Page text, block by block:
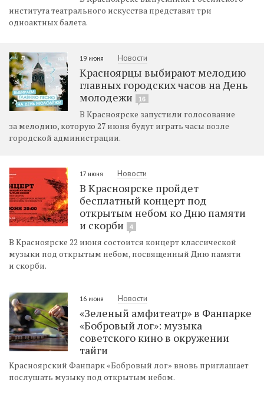
института театрального искусства представят три
одноактных балета.
19 июня Новости
Красноярцы выбирают мелодию
главных городских часов на День
молодежи
16
В Красноярске запустили голосование
за мелодию, которую 27 июня будут играть часы возле
городской администрации.
17 июня Новости
В Красноярске пройдет
бесплатный концерт под
открытым небом ко Дню памяти
и скорби
4
В Красноярске 22 июня состоится концерт классической
музыки под открытым небом, посвященный Дню памяти
и скорби.
16 июня Новости
«Зеленый амфитеатр» в Фанпарке
«Бобровый лог»: музыка
советского кино в окружении
тайги
Красноярский Фанпарк «Бобровый лог» вновь приглашает
послушать музыку под открытым небом.